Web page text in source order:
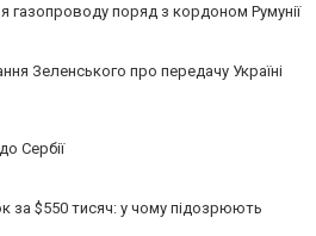
газопроводу поряд з кордоном Румунії
Зеленського про передачу Україні
Сербії
за $550 тисяч: у чому підозрюють